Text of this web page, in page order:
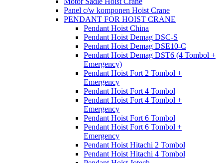
Panel c/w komponen Hoist Crane
PENDANT FOR HOIST CRANE
Pendant Hoist China
Pendant Hoist Demag DSC-S
Pendant Hoist Demag DSE10-C
Pendant Hoist Demag DST6 (4 Tombol +
Emergency)
Pendant Hoist Fort 2 Tombol +
Emergency
Pendant Hoist Fort 4 Tombol
Pendant Hoist Fort 4 Tombol +
Emergency
Pendant Hoist Fort 6 Tombol
Pendant Hoist Fort 6 Tombol +
Emergency
Pendant Hoist Hitachi 2 Tombol
Pendant Hoist Hitachi 4 Tombol